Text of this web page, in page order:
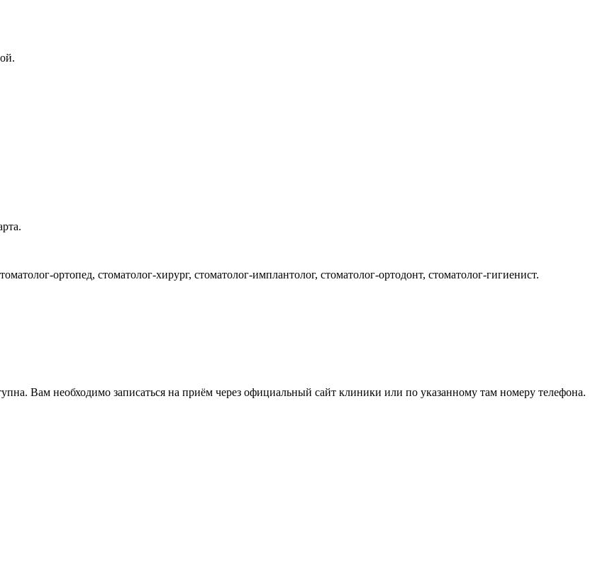
ортопед, стоматолог-хирург, стоматолог-имплантолог, стоматолог-ортодонт, стоматолог-гигиенист.
Вам необходимо записаться на приём через официальный сайт клиники или по указанному там номеру телефона.